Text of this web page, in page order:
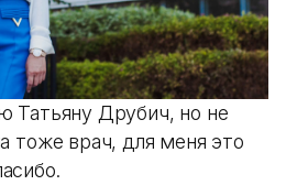
Татьяну Друбич, но не
тоже врач, для меня это